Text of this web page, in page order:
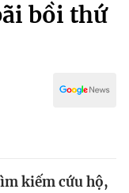
bồi thứ
kiếm cứu hộ,